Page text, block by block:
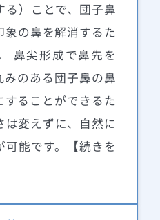
る）ことで、団子鼻
の鼻を解消するた
鼻尖形成で鼻先を
のある団子鼻の鼻
ることができるた
変えずに、自然に
能です。【続きを